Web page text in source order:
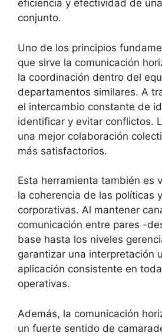
eficiencia y efectividad de
conjunto.
Uno de los principios
que sirve la comunicación
la coordinación dentro del
departamentos similares. A
el intercambio constante de
identificar y evitar conflictos.
una mejor colaboración
más satisfactorios.
Esta herramienta también es
la coherencia de las políticas
corporativas. Al mantener
comunicación entre pares -
base hasta los niveles
garantizar una interpretación
aplicación consistente en
operativas.
Además, la comunicación
un fuerte sentido de